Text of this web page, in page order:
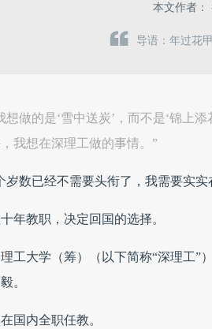
本文作者：
导语：年过花
做的是‘雪中送炭’，而不是‘锦上
我想在深理工做的事情。”
岁数已经不需要头衔了，我需要实实
年教职，决定回国的选择。
工大学（筹）（以下简称“深理工”
。
国内全职任教。